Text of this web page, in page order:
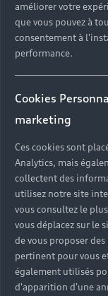
Accès
Tous les modèles
Recherche de
Véhicules
Offres pour les
Demander un
Informations et
Accessibilité -
Électrique
Hybride
Citadine
Compacte
Berline
Avant
Achat et
Offres du
Configurer mon
Réservation et
Financer mon
Garanties Audi
Pour les
Voiture électrique
Voiture hybride
Voiture
Votre Audi
Entretenir et
Offres Après-
Univers Audi
Histoire du
améliorer votre
que vous pouvez à
consentement à
performance.
Cookies
marketing
Ces cookies sont
Analytics, mais
collectent des
utilisez notre site
vous consultez le
vous déplacez sur le
de vous proposer
pertinent pour vous
également utilisés
d'apparition d'une